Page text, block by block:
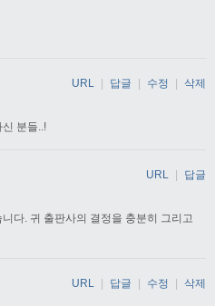
분들..!
URL 답글 수정 삭제
다. 귀 출판사의 결정을 충분히 그리고
URL 답글
URL 답글 수정 삭제